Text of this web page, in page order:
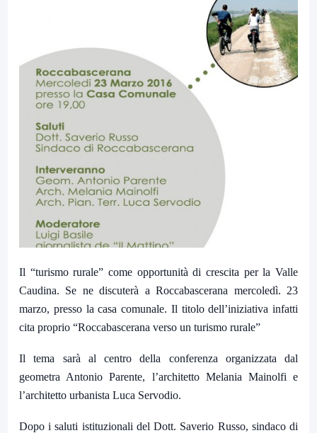
Il “turismo rurale” come opportunità di crescita per la Valle
Caudina. Se ne discuterà a Roccabascerana mercoledì. 23
marzo, presso la casa comunale. Il titolo dell’iniziativa infatti
cita proprio “Roccabascerana verso un turismo rurale”
Il tema sarà al centro della conferenza organizzata dal
geometra Antonio Parente, l’architetto Melania Mainolfi e
l’architetto urbanista Luca Servodio.
Dopo i saluti istituzionali delDott. Saverio Russo, sindaco di